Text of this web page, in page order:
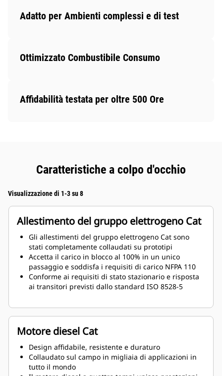
Adatto per Ambienti complessi e di test
Ottimizzato Combustibile Consumo
Affidabilità testata per oltre 500 Ore
Caratteristiche a colpo d'occhio
Visualizzazione di 1-3 su 8
Allestimento del gruppo elettrogeno Cat
Gli allestimenti del gruppo elettrogeno Cat sono
stati completamente collaudati su prototipi
Accetta il carico in blocco al 100% in un unico
passaggio e soddisfa i requisiti di carico NFPA 110
Conforme ai requisiti di stato stazionario e risposta
ai transitori previsti dallo standard ISO 8528-5
Motore diesel Cat
Design affidabile, resistente e duraturo
Collaudato sul campo in migliaia di applicazioni in
tutto il mondo